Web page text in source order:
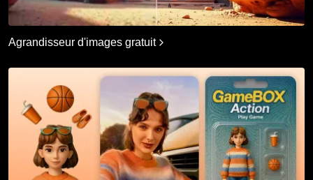
Agrandisseur d'images gratuit